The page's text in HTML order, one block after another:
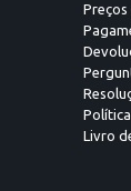
Preços
Livro